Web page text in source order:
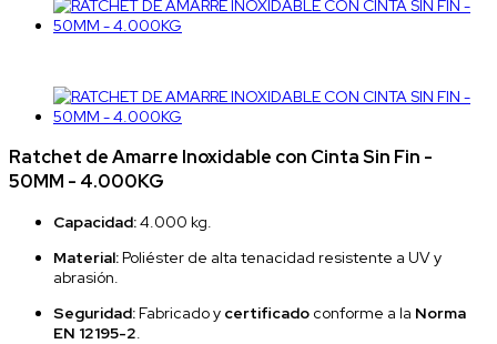
Ratchet de Amarre Inoxidable con Cinta Sin Fin -
50MM - 4.000KG
Capacidad:4.000 kg.
Material:Poliéster de alta tenacidad resistente a UV y
abrasión.
Seguridad:Fabricado y certificado conforme a la Norma
EN 12195-2.